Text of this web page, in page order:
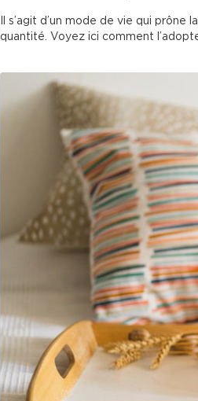
Il s’agit d’un mode de vie qui
quantité. Voyez ici comment